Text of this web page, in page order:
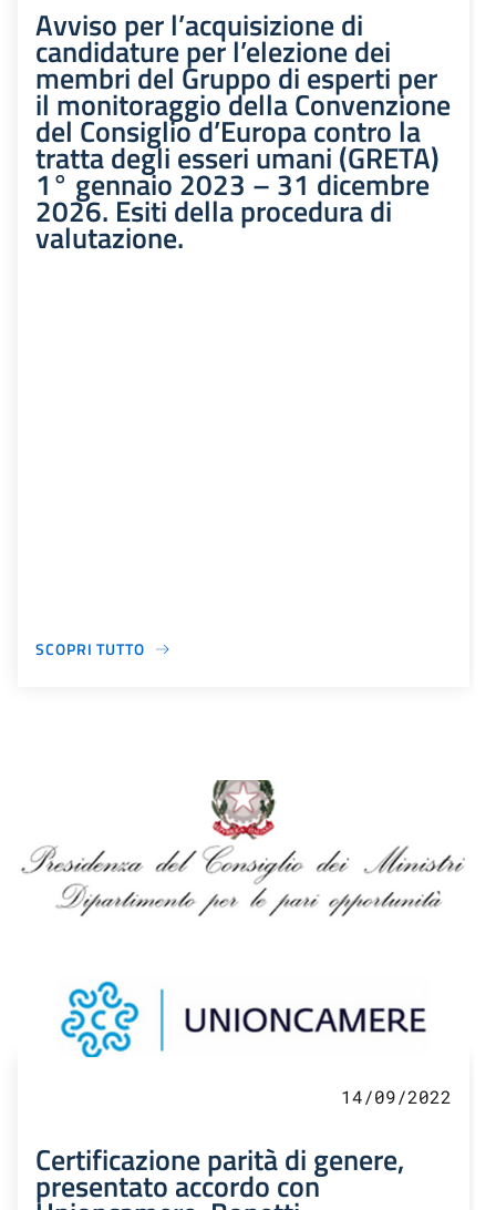
Avviso per l’acquisizione di
candidature per l’elezione dei
membri del Gruppo di esperti per
il monitoraggio della Convenzione
del Consiglio d’Europa contro la
tratta degli esseri umani (GRETA)
1° gennaio 2023 – 31 dicembre
2026. Esiti della procedura di
valutazione.
SCOPRI TUTTO
14/09/2022
Certificazione parità di genere,
presentato accordo con